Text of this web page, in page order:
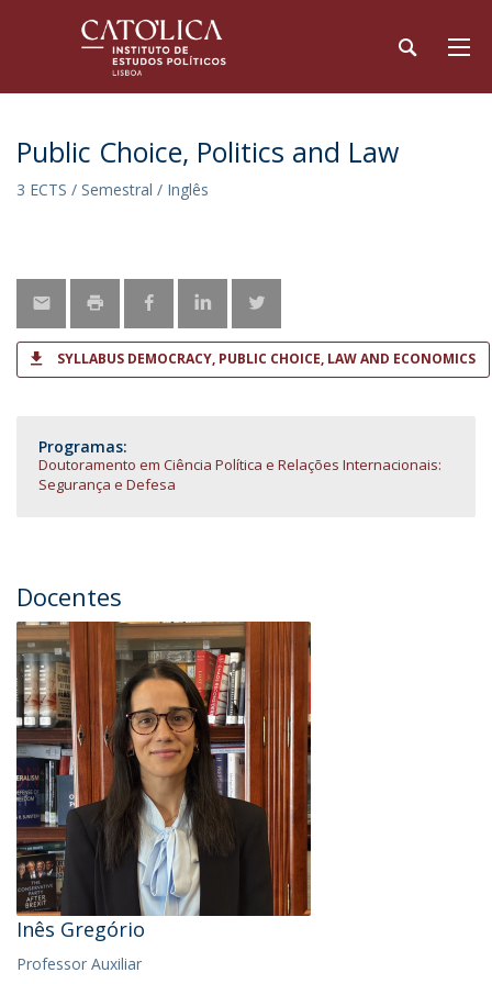
Public Choice, Politics and Law
3 ECTS / Semestral / Inglês
SYLLABUS DEMOCRACY, PUBLIC CHOICE, LAW AND ECONOMICS
Programas:
Doutoramento em Ciência Política e Relações Internacionais:
Segurança e Defesa
Docentes
Inês Gregório
Professor Auxiliar